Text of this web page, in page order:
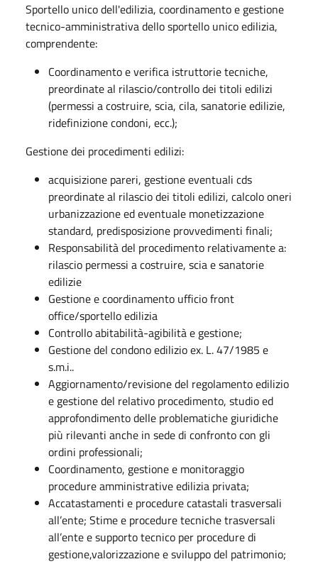
Sportello unico dell'edilizia, coordinamento e gestione
tecnico-amministrativa dello sportello unico edilizia,
comprendente:
Coordinamento e verifica istruttorie tecniche,
preordinate al rilascio/controllo dei titoli edilizi
(permessi a costruire, scia, cila, sanatorie edilizie,
ridefinizione condoni, ecc.);
Gestione dei procedimenti edilizi:
acquisizione pareri, gestione eventuali cds
preordinate al rilascio dei titoli edilizi, calcolo oneri
urbanizzazione ed eventuale monetizzazione
standard, predisposizione provvedimenti finali;
Responsabilità del procedimento relativamente a:
rilascio permessi a costruire, scia e sanatorie
edilizie
Gestione e coordinamento ufficio front
office/sportello edilizia
Controllo abitabilità-agibilità e gestione;
Gestione del condono edilizio ex. L. 47/1985 e
s.m.i..
Aggiornamento/revisione del regolamento edilizio
e gestione del relativo procedimento, studio ed
approfondimento delle problematiche giuridiche
più rilevanti anche in sede di confronto con gli
ordini professionali;
Coordinamento, gestione e monitoraggio
procedure amministrative edilizia privata;
Accatastamenti e procedure catastali trasversali
all’ente; Stime e procedure tecniche trasversali
all’ente e supporto tecnico per procedure di
gestione,valorizzazione e sviluppo del patrimonio;